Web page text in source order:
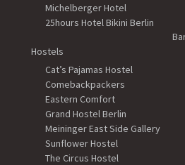
Michelberger Hotel
25hours Hotel Bikini Berlin
Hostels
Cat’s Pajamas Hostel
Comebackpackers
Eastern Comfort
Grand Hostel Berlin
Meininger East Side Gallery
Sunflower Hostel
The Circus Hostel